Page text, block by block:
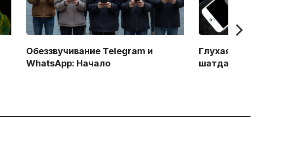
Обеззвучивание Telegram и
WhatsApp: Начало
Глухая защита
шатдаунов